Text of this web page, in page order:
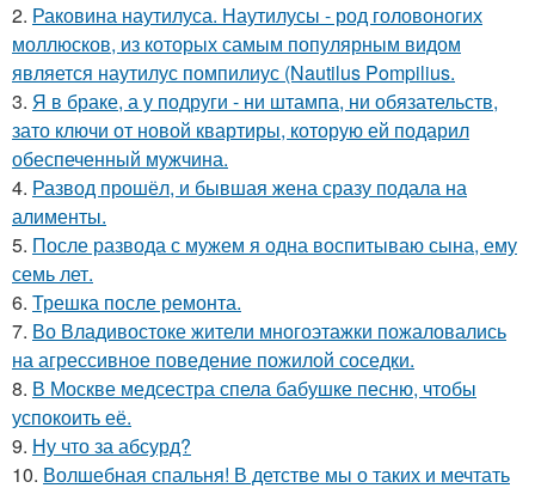
2. Раковина наутилуса. Наутилусы - род головоногих
моллюсков, из которых самым популярным видом
является наутилус помпилиус (Nautilus Pompilius.
3. Я в браке, а у подруги - ни штампа, ни обязательств,
зато ключи от новой квартиры, которую ей подарил
обеспеченный мужчина.
4. Развод прошёл, и бывшая жена сразу подала на
алименты.
5. После развода с мужем я одна воспитываю сына, ему
семь лет.
6. Трешка после ремонта.
7. Во Владивостоке жители многоэтажки пожаловались
на агрессивное поведение пожилой соседки.
8. В Москве медсестра спела бабушке песню, чтобы
успокоить её.
9. Ну что за абсурд?
10. Волшебная спальня! В детстве мы о таких и мечтать